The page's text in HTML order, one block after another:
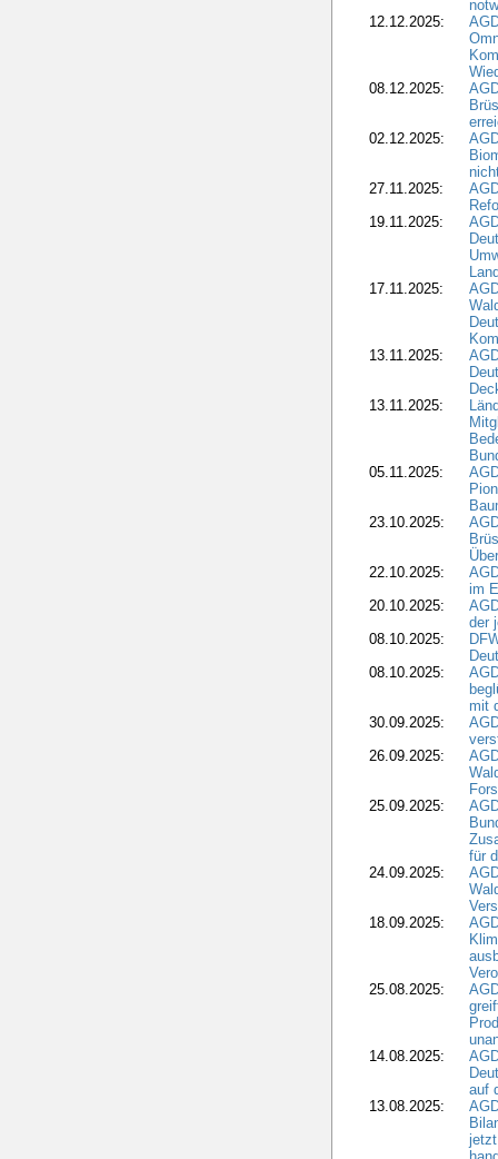
12.12.2025:
08.12.2025:
02.12.2025:
27.11.2025:
19.11.2025:
17.11.2025:
13.11.2025:
13.11.2025:
05.11.2025:
23.10.2025:
22.10.2025:
im
20.10.2025:
der
08.10.2025:
08.10.2025:
mit
30.09.2025:
26.09.2025:
25.09.2025:
für
24.09.2025:
18.09.2025:
25.08.2025:
14.08.2025:
auf
13.08.2025: